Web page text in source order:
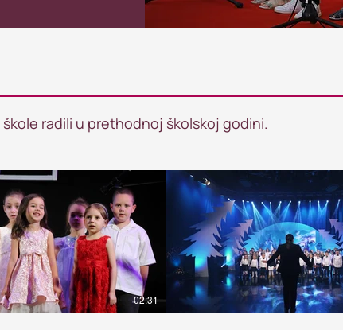
02:31
radili u prethodnoj školskoj godini.